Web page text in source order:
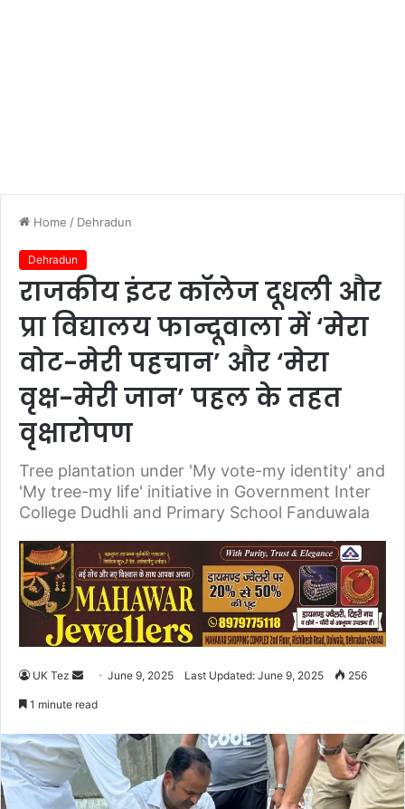
Home / Dehradun
Dehradun
राजकीय इंटर कॉलेज दूधली और
प्रा विद्यालय फान्दूवाला में ‘मेरा
वोट-मेरी पहचान’ और ‘मेरा
वृक्ष-मेरी जान’ पहल के तहत
वृक्षारोपण
Tree plantation under 'My vote-my identity' and
'My tree-my life' initiative in Government Inter
College Dudhli and Primary School Fanduwala
UK Tez
d
a
e
June 9, 2025 Last Updated: June 9, 2025 256
1 minute read